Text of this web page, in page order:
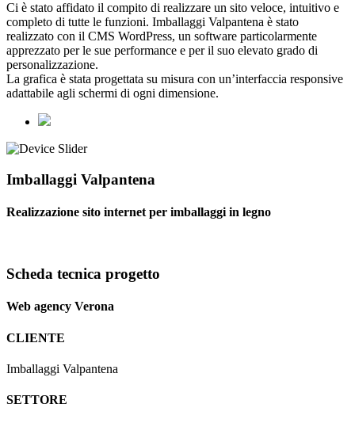
Ci è stato affidato il compito di realizzare un sito veloce, intuitivo e
completo di tutte le funzioni. Imballaggi Valpantena è stato
realizzato con il CMS WordPress, un software particolarmente
apprezzato per le sue performance e per il suo elevato grado di
personalizzazione.
La grafica è stata progettata su misura con un’interfaccia responsive
adattabile agli schermi di ogni dimensione.
Imballaggi Valpantena
Realizzazione sito internet per imballaggi in legno
Scheda tecnica progetto
Web agency Verona
CLIENTE
Imballaggi Valpantena
SETTORE